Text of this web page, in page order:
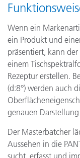
Wenn ein
ein Produkt und
präsentiert, kann
einem
Rezeptur erstellen.
(d:8°) werden auch
genauen
Der Masterbatcher
Aussehen in die
sucht, erfasst und